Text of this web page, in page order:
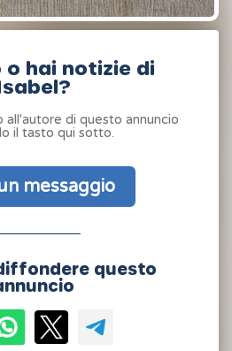
o hai notizie di
all'autore di questo annuncio
il tasto qui sotto.
messaggio
questo